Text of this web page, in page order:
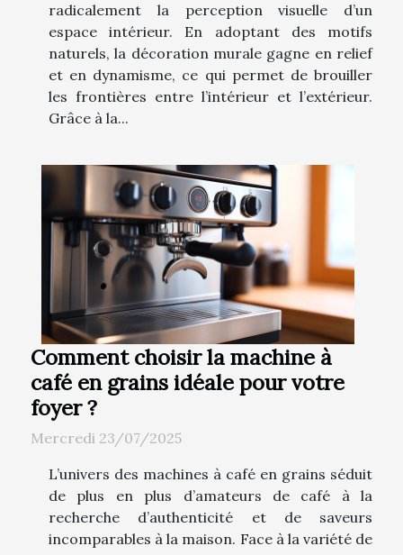
radicalement la perception visuelle d’un
espace intérieur. En adoptant des motifs
naturels, la décoration murale gagne en relief
et en dynamisme, ce qui permet de brouiller
les frontières entre l’intérieur et l’extérieur.
Grâce à la...
Comment choisir la machine à
café en grains idéale pour votre
foyer ?
Mercredi 23/07/2025
L’univers des machines à café en grains séduit
de plus en plus d’amateurs de café à la
recherche d’authenticité et de saveurs
incomparables à la maison. Face à la variété de